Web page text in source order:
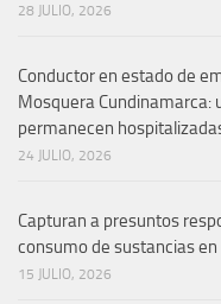
28 JULIO, 2026
Conductor en estado de
Mosquera Cundinamarca:
permanecen
24 JULIO, 2026
Capturan a presuntos
consumo de sustancias
15 JULIO, 2026